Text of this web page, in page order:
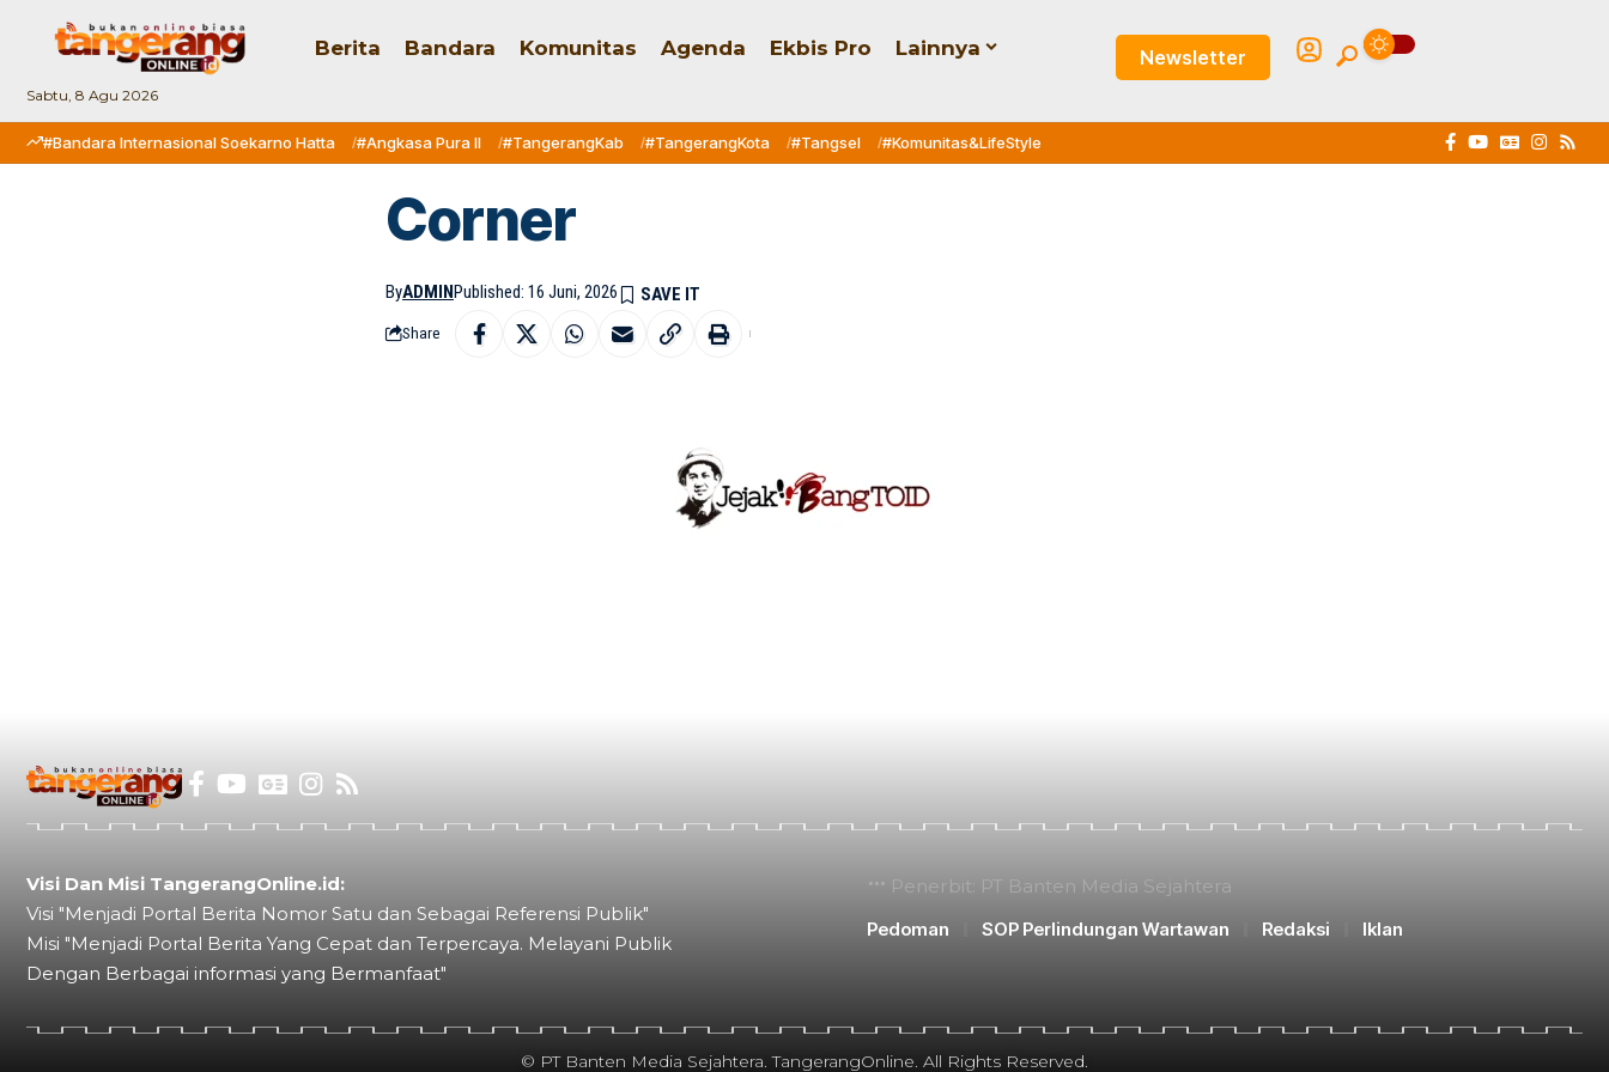
Sabtu, 8 Agu 2026
Berita Bandara Komunitas Agenda Ekbis Pro Lainnya Newsletter
#Bandara Internasional Soekarno Hatta #Angkasa Pura II #TangerangKab #TangerangKota #Tangsel #Komunitas&LifeStyle
Corner
ByADMINPublished: 16 Juni, 2026
Share
Visi Dan Misi TangerangOnline.id:
Visi "Menjadi Portal Berita Nomor Satu dan Sebagai Referensi Publik"
Misi "Menjadi Portal Berita Yang Cepat dan Terpercaya. Melayani Publik
Dengan Berbagai informasi yang Bermanfaat"
Penerbit: PT Banten Media Sejahtera
Pedoman
SOP Perlindungan Wartawan Redaksi Iklan
© PT Banten Media Sejahtera. TangerangOnline. All Rights Reserved.